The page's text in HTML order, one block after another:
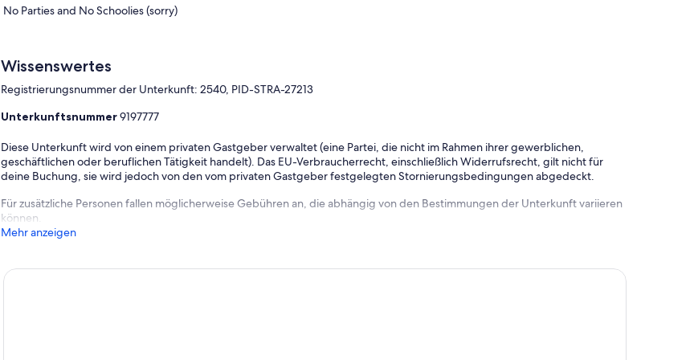
No Parties and No Schoolies (sorry)
Wissenswertes
Registrierungsnummer der Unterkunft: 2540, PID-STRA-27213
Unterkunftsnummer9197777
Diese Unterkunft wird von einem privaten Gastgeber verwaltet (eine Partei, die nicht im Rahmen ihrer gewerblichen,
geschäftlichen oder beruflichen Tätigkeit handelt). Das EU-Verbraucherrecht, einschließlich Widerrufsrecht, gilt nicht für
deine Buchung, sie wird jedoch von den vom privaten Gastgeber festgelegten Stornierungsbedingungen abgedeckt.
Für zusätzliche Personen fallen möglicherweise Gebühren an, die abhängig von den Bestimmungen der Unterkunft variieren
können.
Mehr anzeigen